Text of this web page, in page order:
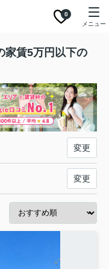
0
メニュー
家賃5万円以下の
変更
変更